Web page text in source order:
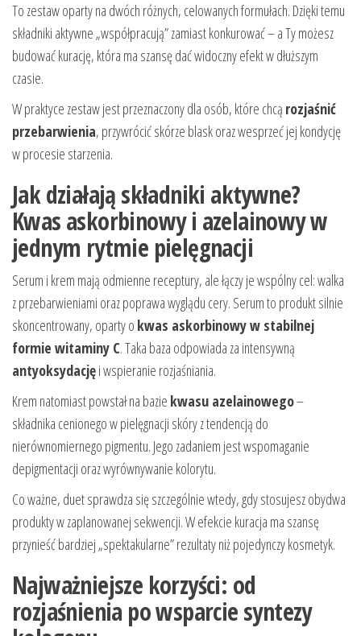
To zestaw oparty na dwóch różnych, celowanych formułach. Dzięki temu
składniki aktywne „współpracują” zamiast konkurować – a Ty możesz
budować kurację, która ma szansę dać widoczny efekt w dłuższym
czasie.
W praktyce zestaw jest przeznaczony dla osób, które chcą rozjaśnić
przebarwienia, przywrócić skórze blask oraz wesprzeć jej kondycję
w procesie starzenia.
Jak działają składniki aktywne?
Kwas askorbinowy i azelainowy w
jednym rytmie pielęgnacji
Serum i krem mają odmienne receptury, ale łączy je wspólny cel: walka
z przebarwieniami oraz poprawa wyglądu cery. Serum to produkt silnie
skoncentrowany, oparty o kwas askorbinowy w stabilnej
formie witaminy C. Taka baza odpowiada za intensywną
antyoksydacjęi wspieranie rozjaśniania.
Krem natomiast powstał na bazie kwasu azelainowego–
składnika cenionego w pielęgnacji skóry z tendencją do
nierównomiernego pigmentu. Jego zadaniem jest wspomaganie
depigmentacji oraz wyrównywanie kolorytu.
Co ważne, duet sprawdza się szczególnie wtedy, gdy stosujesz obydwa
produkty w zaplanowanej sekwencji. W efekcie kuracja ma szansę
przynieść bardziej „spektakularne” rezultaty niż pojedynczy kosmetyk.
Najważniejsze korzyści: od
rozjaśnienia po wsparcie syntezy